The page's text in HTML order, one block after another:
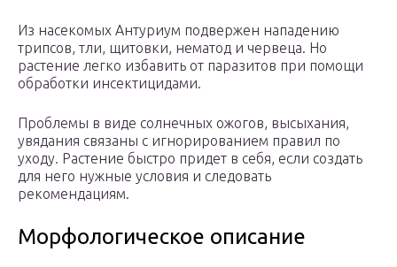
Из насекомых Антуриум подвержен нападению
трипсов, тли, щитовки, нематод и червеца. Но
растение легко избавить от паразитов при помощи
обработки инсектицидами.
Проблемы в виде солнечных ожогов, высыхания,
увядания связаны с игнорированием правил по
уходу. Растение быстро придет в себя, если создать
для него нужные условия и следовать
рекомендациям.
Морфологическое описание